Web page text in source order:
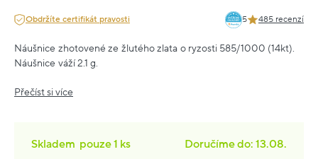
Obdržíte certifikát pravosti 5 485 recenzí
Náušnice zhotovené ze žlutého zlata o ryzosti 585/1000 (14kt).
Náušnice váží 2.1 g.
Přečíst si více
Skladem pouze1 ks
Doručíme do: 13.08.